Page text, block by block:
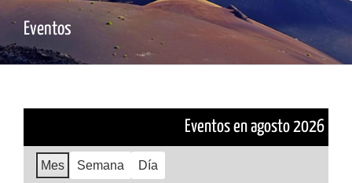
Eventos
Eventos en agosto 2026
Mes Semana Día